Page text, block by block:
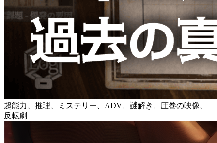
超能力、推理、ミステリー、ADV、謎解き、圧巻の映像、
反転劇